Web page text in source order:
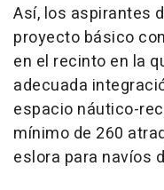
Así, los aspirantes
proyecto básico
en el recinto en la
adecuada
espacio náutico-
mínimo de 260
eslora para navíos